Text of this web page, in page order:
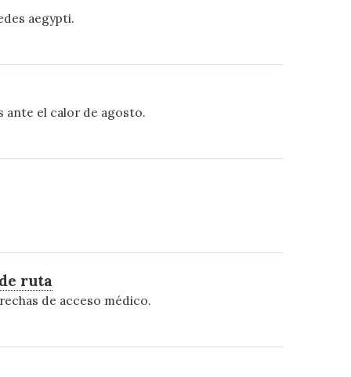
aegypti.
ante el calor de agosto.
ruta
de acceso médico.